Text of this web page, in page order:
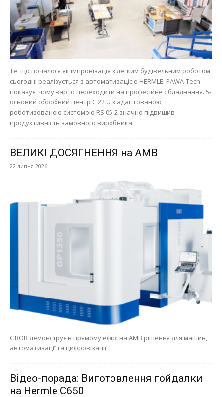
Те, що почалося як імпровізація з легким будівельним роботом,
сьогодні реалізується з автоматизацією HERMLE: PAWA-Tech
показує, чому варто переходити на професійне обладнання. 5-
осьовий обробний центр C 22 U з адаптованою
роботизованою системою RS 05-2 значно підвищив
продуктивність замовного виробника.
ВЕЛИКІ ДОСЯГНЕННЯ на AMB
22 липня 2026
GROB демонструє в прямому ефірі на AMB рішення для машин,
автоматизації та цифровізації
Відео-порада: Виготовлення гойдалки
на Hermle C650